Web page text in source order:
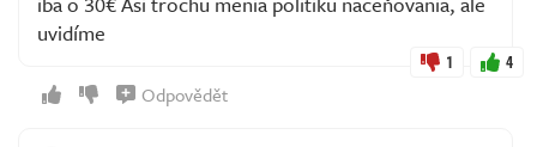
uvidíme
1 4
Odpovědět